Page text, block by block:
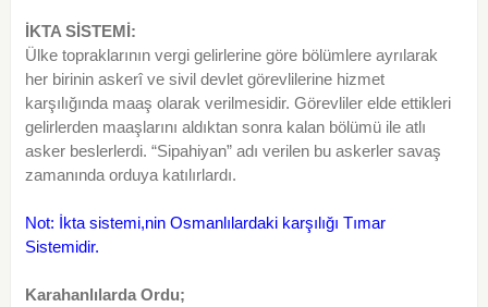
İKTA SİSTEMİ:
Ülke topraklarının vergi gelirlerine göre bölümlere ayrılarak
her birinin askerî ve sivil devlet görevlilerine hizmet
karşılığında maaş olarak verilmesidir. Görevliler elde ettikleri
gelirlerden maaşlarını aldıktan sonra kalan bölümü ile atlı
asker beslerlerdi. “Sipahiyan” adı verilen bu askerler savaş
zamanında orduya katılırlardı.
Not: İkta sistemi,nin Osmanlılardaki karşılığı Tımar
Sistemidir.
Karahanlılarda Ordu;